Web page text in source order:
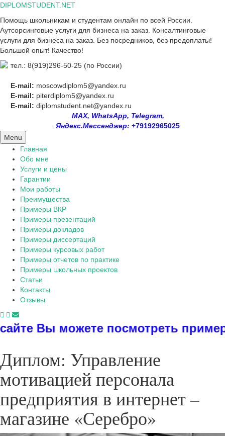
Skip
content
DIPLOMSTUDENT.NET
Помощь школьникам и студентам онлайн по всей России.
Аутсорсинговые услуги для бизнеса на заказ. Консалтинговые
услуги для бизнеса на заказ. Без посредников, без предоплаты!
Большой опыт! Качество!
тел.: 8(919)296-50-25 (по России)
E-mail: moscowdiplom5@yandex.ru
E-mail: piterdiplom5@yandex.ru
E-mail: diplomstudent.net@yandex.ru
MAX, WhatsApp, Telegram,
Яндекс.Мессенджер: +79192965025
Menu
Главная
Обо мне
Услуги и цены
Гарантии
Мои работы
Преимущества
Примеры ВКР
Примеры презентаций
Примеры докладов
Примеры диссертаций
Примеры курсовых работ
Примеры отчетов по практике
Примеры школьных проектов
Статьи
Контакты
Отзывы
посмотреть примеры
Диплом: Управление
мотивацией персонала
предприятия в интернет –
магазине «Серебро»